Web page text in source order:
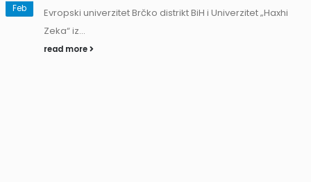
Feb
Evropski univerzitet Brčko distrikt BiH i Univerzitet „Haxhi
Zeka“ iz...
read more